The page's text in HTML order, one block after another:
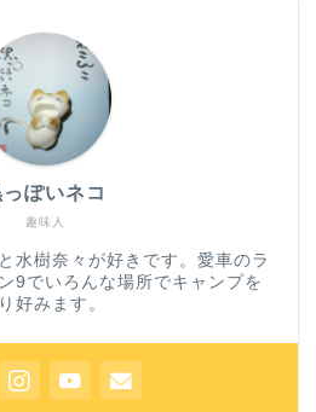
趣味人
ぽいネコ
水樹奈々が好きです。愛車のラ
9でいろんな場所でキャンプを
好みます。